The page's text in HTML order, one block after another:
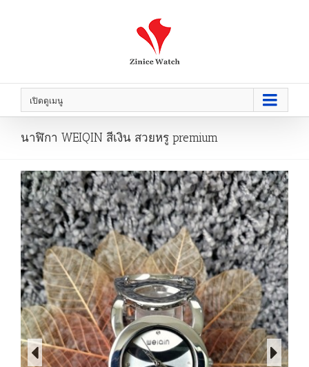
เปิดดูเมนู
นาฬิกา WEIQIN สีเงิน สวยหรู premium